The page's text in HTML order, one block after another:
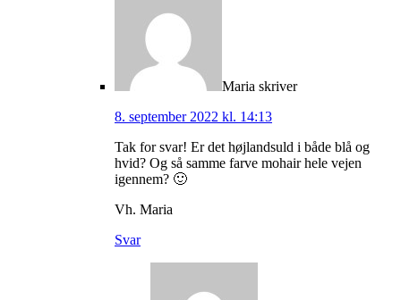
Maria skriver
8. september 2022 kl. 14:13
Tak for svar! Er det højlandsuld i både blå og
hvid? Og så samme farve mohair hele vejen
igennem? 🙂
Vh. Maria
Svar